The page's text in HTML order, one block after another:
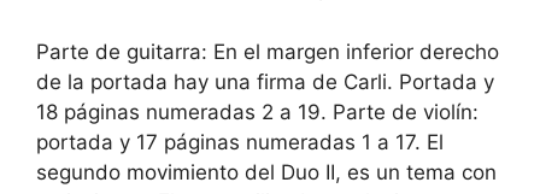
Parte de guitarra: En el margen inferior derecho
de la portada hay una firma de Carli. Portada y
18 páginas numeradas 2 a 19. Parte de violín:
portada y 17 páginas numeradas 1 a 17. El
segundo movimiento del Duo II, es un tema con